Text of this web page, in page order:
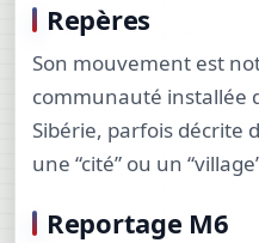
Repères
Son mouvement est
communauté installée
Sibérie, parfois décrite
une “cité” ou un
Reportage M6